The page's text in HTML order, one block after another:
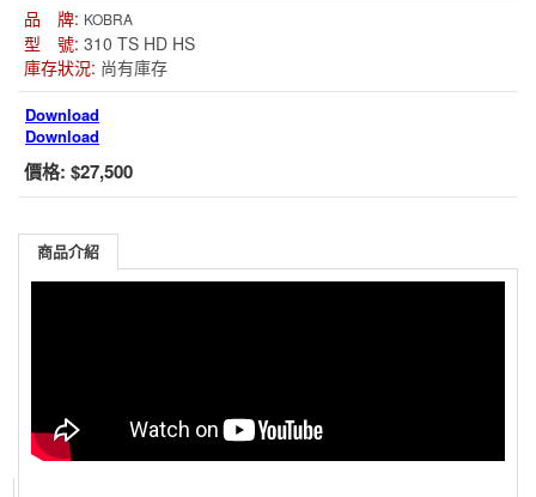
品 牌: KOBRA
型 號: 310 TS HD HS
庫存狀況: 尚有庫存
Download
Download
價格: $27,500
商品介紹